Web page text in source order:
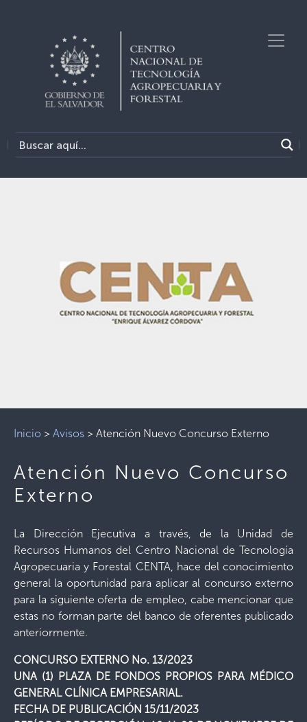
Inicio > Avisos > Atención Nuevo Concurso Externo
Atención Nuevo Concurso
Externo
La Dirección Ejecutiva a través, de la Unidad de
Recursos Humanos del Centro Nacional de Tecnología
Agropecuaria y Forestal CENTA, hace del conocimiento
general la oportunidad para aplicar al concurso externo
para la siguiente oferta de empleo, cabe mencionar que
estas no forman parte del banco de oferentes publicado
anteriormente.
CONCURSO EXTERNO No. 13/2023
UNA (1) PLAZA DE FONDOS PROPIOS PARA MÉDICO
GENERAL CLÍNICA EMPRESARIAL.
FECHA DE PUBLICACIÓN 15/11/2023